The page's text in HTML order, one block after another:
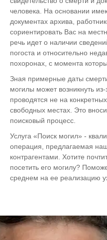
человека. На основании
документах архива,
сориентировать Вас на
речь идет о наличии
погоста и относительно
похоронах, с момента
Зная примерные даты
могилы может возникнуть
проводятся не на
свободных местах. Это
поисковый процесс.
Услуга «Поиск могил» -
операция, предлагаемая
контрагентами. Хотите
посетить его могилу?
среднем на ее реализацию